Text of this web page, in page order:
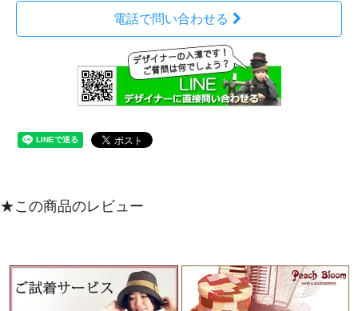
電話で問い合わせる
★この商品のレビュー